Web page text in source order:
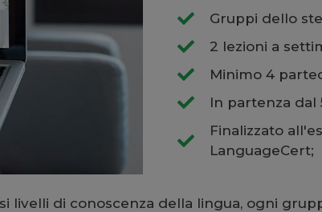
Gruppi dello
2 lezioni a
Minimo 4
In partenza dal
Finalizzato
LanguageCert;
livelli di conoscenza della lingua, ogni